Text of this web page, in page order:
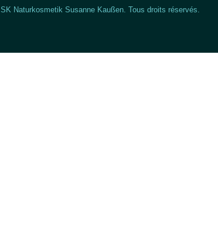
Naturkosmetik Susanne Kaußen. Tous droits réservés.